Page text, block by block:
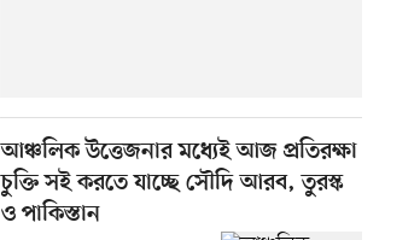
আঞ্চলিক উত্তেজনার মধ্যেই আজ প্রতিরক্ষা
চুক্তি সই করতে যাচ্ছে সৌদি আরব, তুরস্ক
ও পাকিস্তান